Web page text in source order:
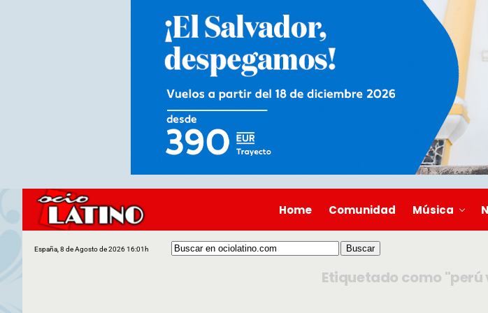
Home Comunidad Música
España, 8 de Agosto de 2026 16:01h
Etiquetado como "perú